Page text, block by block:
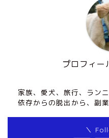
プロフィー
家族、愛犬、旅行、ラン
依存からの脱出から、副業
＼